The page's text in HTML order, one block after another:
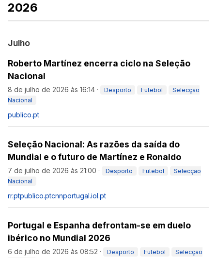
2026
Julho
Roberto Martínez encerra ciclo na Seleção
Nacional
8 de julho de 2026 às 16:14 · Desporto Futebol
Selecção
Nacional
publico.pt
Seleção Nacional: As razões da saída do
Mundial e o futuro de Martínez e Ronaldo
7 de julho de 2026 às 21:00 · Desporto Futebol
Selecção
Nacional
rr.ptpublico.ptcnnportugal.iol.pt
Portugal e Espanha defrontam-se em duelo
ibérico no Mundial 2026
6 de julho de 2026 às 08:52 · Desporto Futebol
Selecção